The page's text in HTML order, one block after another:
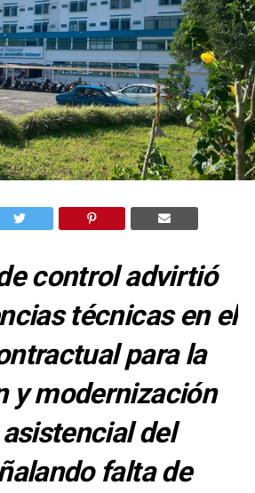
control advirtió
técnicas en el
para la
y modernización
del
falta de